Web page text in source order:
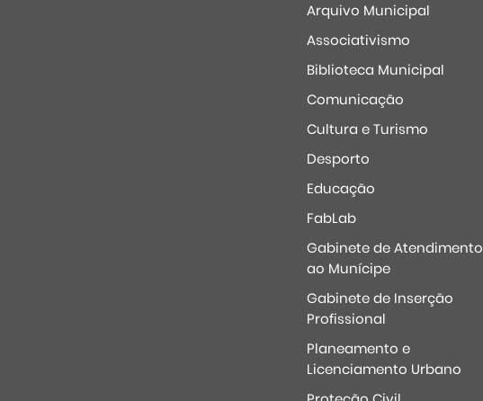
Arquivo Municipal
Associativismo
Biblioteca Municipal
Comunicação
Cultura e Turismo
Desporto
Educação
FabLab
Gabinete de Atendimento
ao Munícipe
Gabinete de Inserção
Profissional
Planeamento e
Licenciamento Urbano